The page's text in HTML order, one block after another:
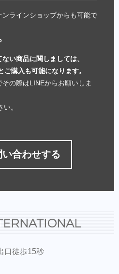
ラインショップからも可能で
い商品に関しましては、
購入も可能になります。
の際はLINEからお願いしま
。
合わせする
口徒歩15秒